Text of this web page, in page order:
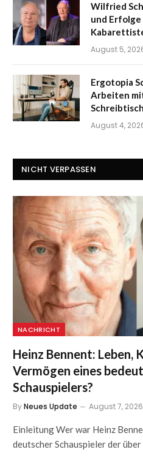
Wilfried
und
August 5,
Ergotopia
Arbeiten
August 4,
NICHT VERPASSEN
NACHRICHT
Heinz Bennent: Leben,
Vermögen eines
Schauspielers?
ByNeues Update August 7, 2026
Einleitung Wer war Heinz
deutscher Schauspieler der